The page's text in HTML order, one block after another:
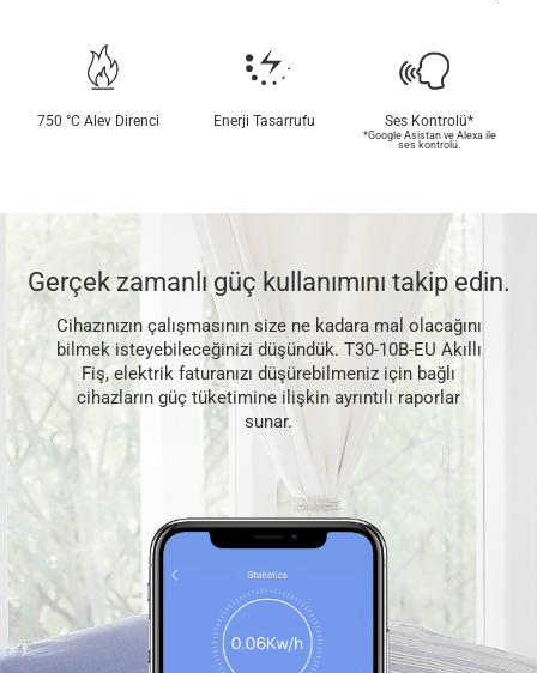
750 °C Alev Direnci Enerji Tasarrufu Ses Kontrolü*
*Google Asistan ve Alexa ile
ses kontrolü.
Gerçek zamanlı güç kullanımını takip edin.
Cihazınızın çalışmasının size ne kadara mal olacağını
bilmek isteyebileceğinizi düşündük. T30-10B-EU Akıllı
Fiş, elektrik faturanızı düşürebilmeniz için bağlı
cihazların güç tüketimine ilişkin ayrıntılı raporlar
sunar.